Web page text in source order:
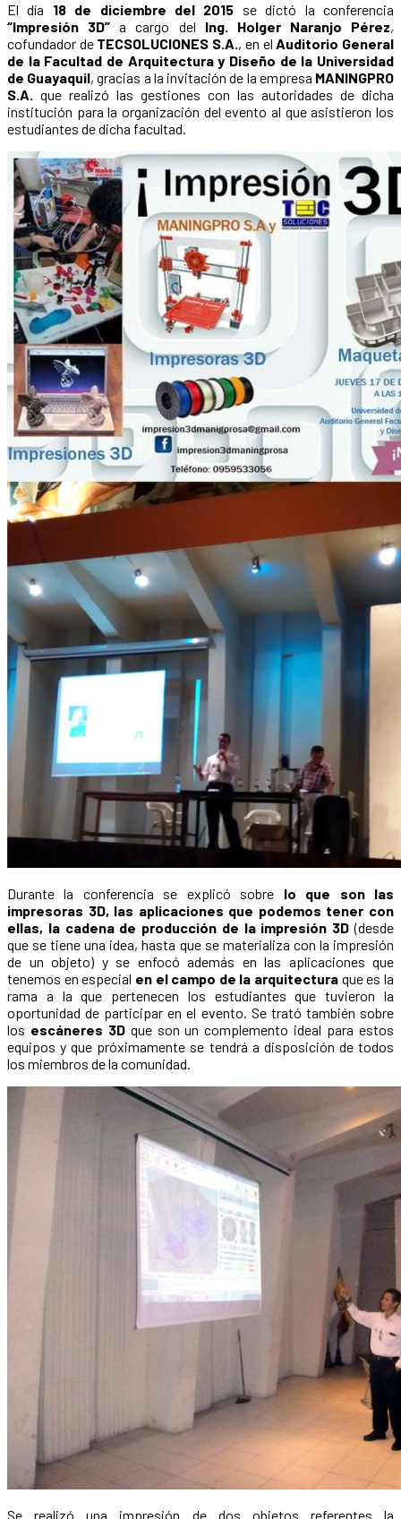
El día 18 de diciembre del 2015 se dictó la conferencia
“Impresión 3D” a cargo del Ing. Holger Naranjo Pérez,
cofundador de TECSOLUCIONES S.A., en elAuditorio General
de la Facultad de Arquitectura y Diseño de la Universidad
de Guayaquil, gracias a la invitación de la empresa MANINGPRO
S.A. que realizó las gestiones con las autoridades de dicha
institución para la organización del evento al que asistieron los
estudiantes de dicha facultad.
Durante la conferencia se explicó sobre lo que son las
impresoras 3D, las aplicaciones que podemos tener con
ellas, la cadena de producción de la impresión 3D (desde
que se tiene una idea, hasta que se materializa con la impresión
de un objeto) y se enfocó además en las aplicaciones que
tenemos en especial en el campo de la arquitectura que es la
rama a la que pertenecen los estudiantes que tuvieron la
oportunidad de participar en el evento. Se trató también sobre
los escáneres 3Dque son un complemento ideal para estos
equipos y que próximamente se tendrá a disposición de todos
los miembros de la comunidad.
Se realizó una impresión de dos objetos referentes la